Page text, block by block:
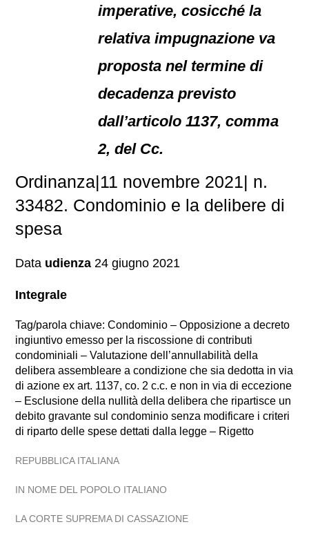
imperative, cosicché la
relativa impugnazione va
proposta nel termine di
decadenza previsto
dall’articolo 1137, comma
2, del Cc.
Ordinanza|11 novembre 2021| n.
33482. Condominio e la delibere di
spesa
Data udienza 24 giugno 2021
Integrale
Tag/parola chiave: Condominio – Opposizione a decreto
ingiuntivo emesso per la riscossione di contributi
condominiali – Valutazione dell’annullabilità della
delibera assembleare a condizione che sia dedotta in via
di azione ex art. 1137, co. 2 c.c. e non in via di eccezione
– Esclusione della nullità della delibera che ripartisce un
debito gravante sul condominio senza modificare i criteri
di riparto delle spese dettati dalla legge – Rigetto
REPUBBLICA ITALIANA
IN NOME DEL POPOLO ITALIANO
LA CORTE SUPREMA DI CASSAZIONE